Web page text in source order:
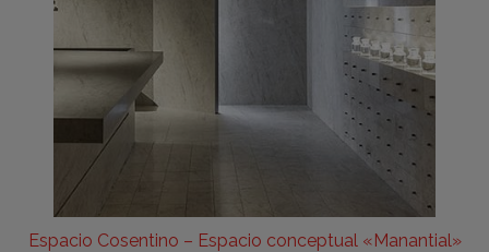
Espacio Cosentino – Espacio conceptual «Manantial»